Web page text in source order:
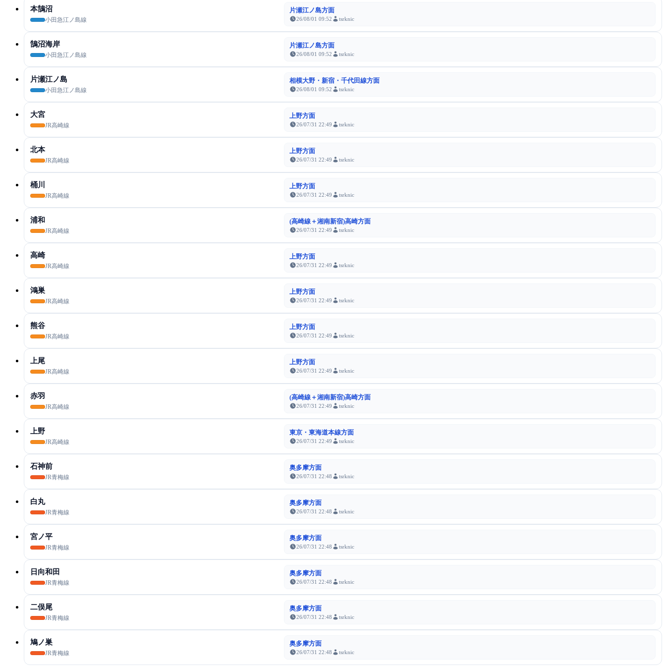
本鵠沼
小田急江ノ島線
片瀬江ノ島方面
26/08/01 09:52 tsrknic
鵠沼海岸
小田急江ノ島線
片瀬江ノ島方面
26/08/01 09:52 tsrknic
片瀬江ノ島
小田急江ノ島線
相模大野・新宿・千代田線方面
26/08/01 09:52 tsrknic
大宮
JR高崎線
上野方面
26/07/31 22:49 tsrknic
北本
JR高崎線
上野方面
26/07/31 22:49 tsrknic
桶川
JR高崎線
上野方面
26/07/31 22:49 tsrknic
浦和
JR高崎線
(高崎線＋湘南新宿)高崎方面
26/07/31 22:49 tsrknic
高崎
JR高崎線
上野方面
26/07/31 22:49 tsrknic
鴻巣
JR高崎線
上野方面
26/07/31 22:49 tsrknic
熊谷
JR高崎線
上野方面
26/07/31 22:49 tsrknic
上尾
JR高崎線
上野方面
26/07/31 22:49 tsrknic
赤羽
JR高崎線
(高崎線＋湘南新宿)高崎方面
26/07/31 22:49 tsrknic
上野
JR高崎線
東京・東海道本線方面
26/07/31 22:49 tsrknic
石神前
JR青梅線
奥多摩方面
26/07/31 22:48 tsrknic
白丸
JR青梅線
奥多摩方面
26/07/31 22:48 tsrknic
宮ノ平
JR青梅線
奥多摩方面
26/07/31 22:48 tsrknic
日向和田
JR青梅線
奥多摩方面
26/07/31 22:48 tsrknic
二俣尾
JR青梅線
奥多摩方面
26/07/31 22:48 tsrknic
鳩ノ巣
JR青梅線
奥多摩方面
26/07/31 22:48 tsrknic